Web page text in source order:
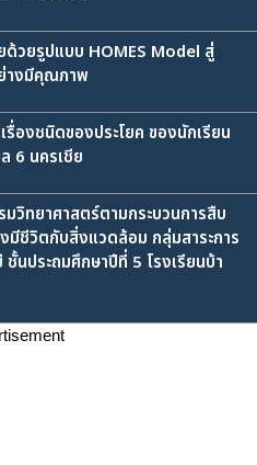
ด้วยรูปแบบ HOMES Model สู่
างมีคุณภาพ
องชนิดของประโยค ของนักเรียน
6 นครเชีย
วิทยาศาสตร์ตามกระบวนการสืบ
มีชีวิตกับสิ่งแวดล้อม กลุ่มสาระการ
ชั้นประถมศึกษาปีที่ 5 โรงเรียนบ้า